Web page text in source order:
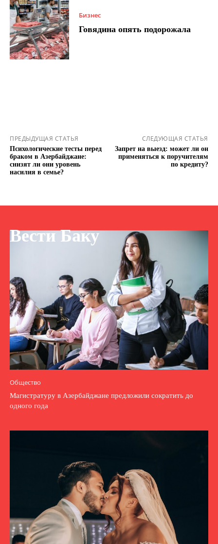
Бизнес
Говядина опять подорожала
ПРЕДЫДУЩАЯ СТАТЬЯ
Психологические тесты перед
браком в Азербайджане:
снизят ли они уровень
насилия в семье?
СЛЕДУЮЩАЯ СТАТЬЯ
Запрет на выезд: может ли он
применяться к поручителям
по кредиту?
Вести Баку
Общество
Магистратуру в Азербайджане предложили сократить до
одного года